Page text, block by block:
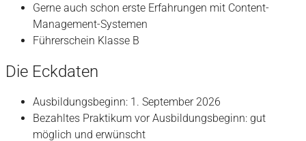
Gerne auch schon erste Erfahrungen mit Content-
Management-Systemen
Führerschein Klasse B
Die Eckdaten
Ausbildungsbeginn: 1. September 2026
Bezahltes Praktikum vor Ausbildungsbeginn: gut
möglich und erwünscht